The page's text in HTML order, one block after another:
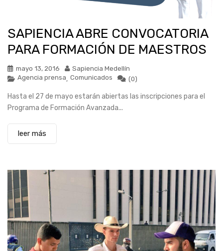
SAPIENCIA ABRE CONVOCATORIA
PARA FORMACIÓN DE MAESTROS
mayo 13, 2016
Sapiencia Medellín
Agencia prensa, Comunicados (0)
Hasta el 27 de mayo estarán abiertas las inscripciones para el
Programa de Formación Avanzada...
leer más